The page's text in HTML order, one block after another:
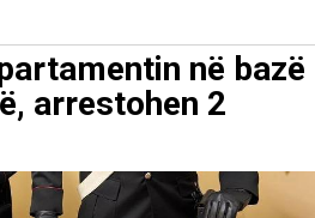
në bazë
arrestohen 2